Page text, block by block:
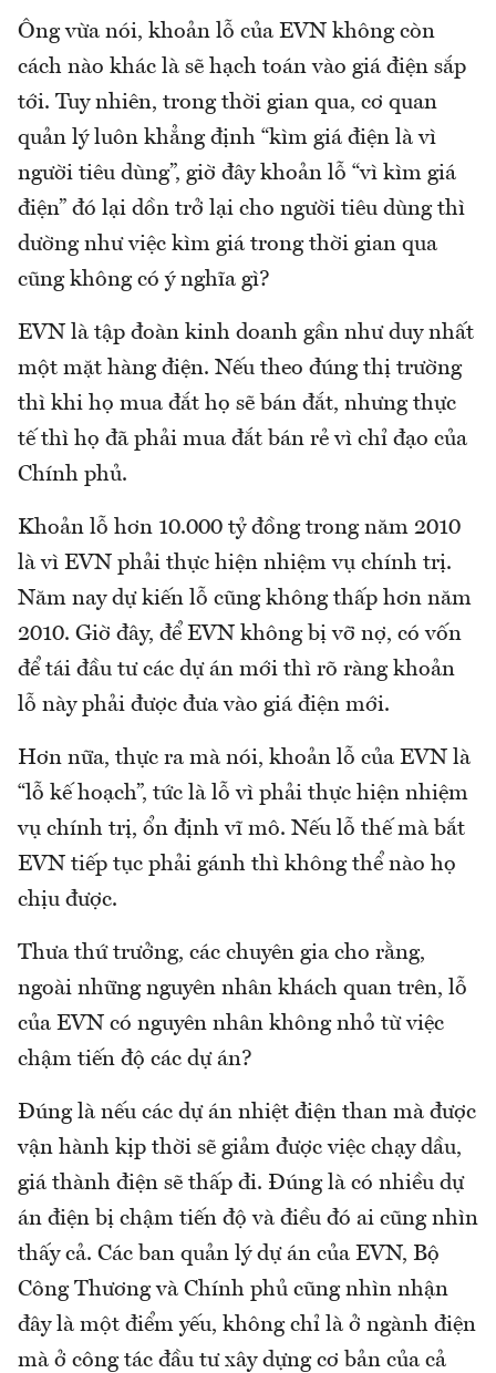
Ông vừa nói, khoản lỗ của EVN không còn
cách nào khác là sẽ hạch toán vào giá điện sắp
tới. Tuy nhiên, trong thời gian qua, cơ quan
quản lý luôn khẳng định “kìm giá điện là vì
người tiêu dùng”, giờ đây khoản lỗ “vì kìm giá
điện” đó lại dồn trở lại cho người tiêu dùng thì
dường như việc kìm giá trong thời gian qua
cũng không có ý nghĩa gì?
EVN là tập đoàn kinh doanh gần như duy nhất
một mặt hàng điện. Nếu theo đúng thị trường
thì khi họ mua đắt họ sẽ bán đắt, nhưng thực
tế thì họ đã phải mua đắt bán rẻ vì chỉ đạo của
Chính phủ.
Khoản lỗ hơn 10.000 tỷ đồng trong năm 2010
là vì EVN phải thực hiện nhiệm vụ chính trị.
Năm nay dự kiến lỗ cũng không thấp hơn năm
2010. Giờ đây, để EVN không bị vỡ nợ, có vốn
để tái đầu tư các dự án mới thì rõ ràng khoản
lỗ này phải được đưa vào giá điện mới.
Hơn nữa, thực ra mà nói, khoản lỗ của EVN là
“lỗ kế hoạch”, tức là lỗ vì phải thực hiện nhiệm
vụ chính trị, ổn định vĩ mô. Nếu lỗ thế mà bắt
EVN tiếp tục phải gánh thì không thể nào họ
chịu được.
Thưa thứ trưởng, các chuyên gia cho rằng,
ngoài những nguyên nhân khách quan trên, lỗ
của EVN có nguyên nhân không nhỏ từ việc
chậm tiến độ các dự án?
Đúng là nếu các dự án nhiệt điện than mà được
vận hành kịp thời sẽ giảm được việc chạy dầu,
giá thành điện sẽ thấp đi. Đúng là có nhiều dự
án điện bị chậm tiến độ và điều đó ai cũng nhìn
thấy cả. Các ban quản lý dự án của EVN, Bộ
Công Thương và Chính phủ cũng nhìn nhận
đây là một điểm yếu, không chỉ là ở ngành điện
mà ở công tác đầu tư xây dựng cơ bản của cả